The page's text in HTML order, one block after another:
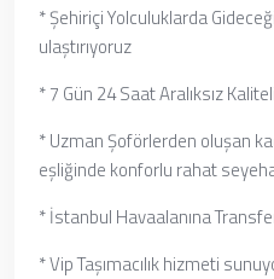
* Şehiriçi Yolculuklarda
ulaştırıyoruz
* 7 Gün 24 Saat Aralıksız
* Uzman Şoförlerden oluşan
eşliğinde konforlu rahat
* İstanbul Havaalanına
* Vip Taşımacılık hizmeti